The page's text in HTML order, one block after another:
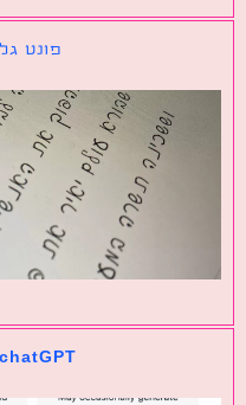
פונט גלי-
chatGPT- כלי לכתיבת פוסטים?